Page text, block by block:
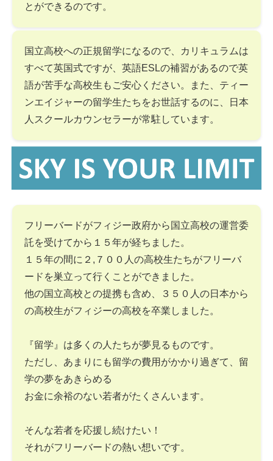
とができるのです。
国立高校への正規留学になるので、カリキュラムは
すべて英国式ですが、英語ESLの補習があるので英
語が苦手な高校生もご安心ください。また、ティー
ンエイジャーの留学生たちをお世話するのに、日本
人スクールカウンセラーが常駐しています。
フリーバードがフィジー政府から国立高校の運営委
託を受けてから１５年が経ちました。
１５年の間に２,７００人の高校生たちがフリーバ
ードを巣立って行くことができました。
他の国立高校との提携も含め、３５０人の日本から
の高校生がフィジーの高校を卒業しました。
『留学』は多くの人たちが夢見るものです。
ただし、あまりにも留学の費用がかかり過ぎて、留
学の夢をあきらめる
お金に余裕のない若者がたくさんいます。
そんな若者を応援し続けたい！
それがフリーバードの熱い想いです。